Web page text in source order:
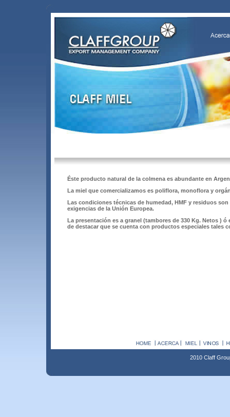
Éste producto natural de la colmena es abundante en
La miel que comercializamos es poliflora, monoflora y
Las condiciones técnicas de humedad, HMF y residuos
exigencias de la Unión Europea.
La presentación es a granel (tambores de 330 Kg. Netos )
de destacar que se cuenta con productos especiales tales
2010 Claff